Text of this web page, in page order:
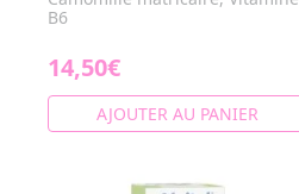
B6
14,50€
AJOUTER AU PANIER